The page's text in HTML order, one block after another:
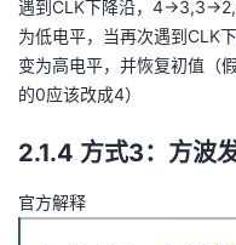
遇到CLK下降沿，4->3,3-
为低电平，当再次遇到CLK
变为高电平，并恢复初值（
的0应该改成4）
2.1.4 方式3：方波
官方解释